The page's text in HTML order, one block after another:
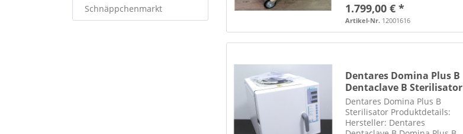
Schnäppchenmarkt
Trayheber inkl. Traygestell/
Trays inkl. Netzstecker 3x
Dokurollen inkl.
Abwasserschlauch...
1.799,00 € *
Artikel-Nr. 12001616
Dentares Domina Plus B
Dentaclave B Sterilisator
Dentares Domina Plus B
Sterilisator Produktdetails:
Hersteller: Dentares